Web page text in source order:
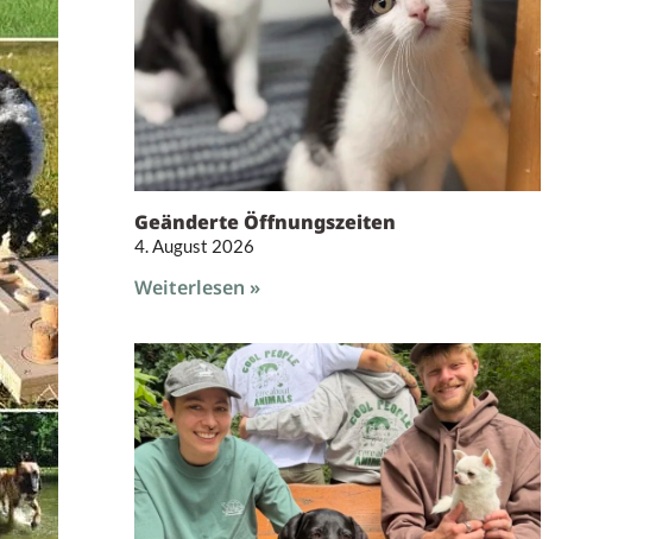
Geänderte Öffnungszeiten
4. August 2026
Weiterlesen »